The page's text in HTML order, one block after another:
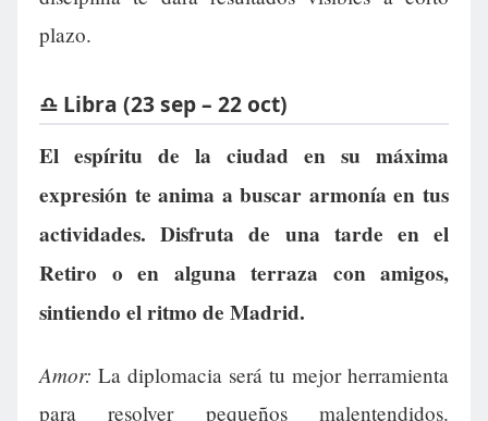
plazo.
♎ Libra (23 sep – 22 oct)
El espíritu de la ciudad en su máxima
expresión te anima a buscar armonía en tus
actividades. Disfruta de una tarde en el
Retiro o en alguna terraza con amigos,
sintiendo el ritmo de Madrid.
Amor: La diplomacia será tu mejor herramienta
para resolver pequeños malentendidos.